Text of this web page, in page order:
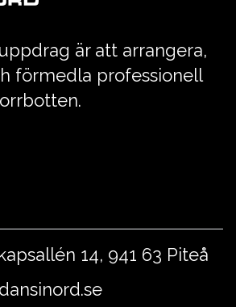
är att arrangera,
förmedla professionell
14, 941 63 Piteå